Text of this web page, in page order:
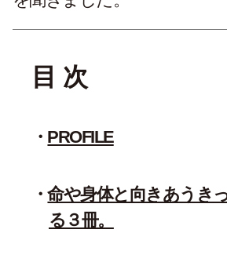
目 次
PROFILE
命や身体と向きあうき
る３冊。